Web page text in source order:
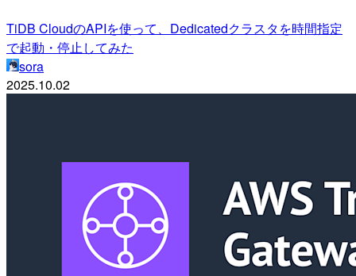
TiDB CloudのAPIを使って、Dedicatedクラスタを時間指定
で起動・停止してみた
sora
2025.10.02